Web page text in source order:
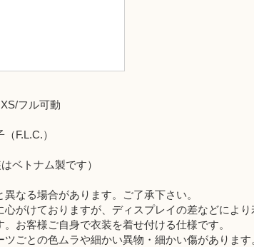
フル可動
F.L.C.）
ベトナム製です）
なる場合があります。ご了承下さい。
がけておりますが、ディスプレイの差などにより
お客様ご自身で衣装を着せ付ける仕様です。
ごとの色ムラや細かい異物・細かい傷がありま